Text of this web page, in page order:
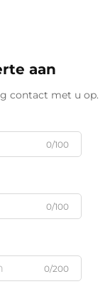
aan
contact met u op.
0/100
0/100
0/200